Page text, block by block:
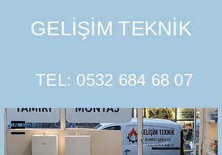
GELİŞİM TEKNİK
TEL: 0532 684 68 07